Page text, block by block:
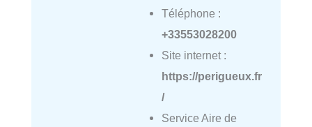
Téléphone :
+33553028200
Site internet :
https://perigueux.fr
/
Service Aire de